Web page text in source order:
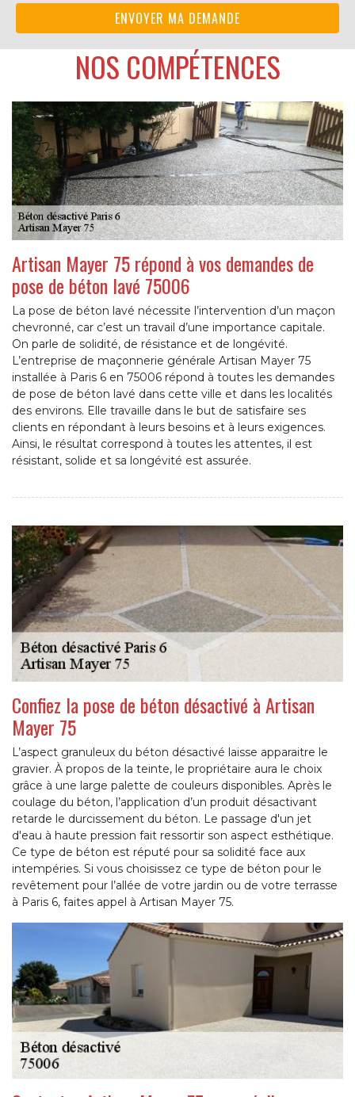
NOS COMPÉTENCES
Artisan Mayer 75 répond à vos demandes de
pose de béton lavé 75006
La pose de béton lavé nécessite l’intervention d’un maçon
chevronné, car c’est un travail d’une importance capitale.
On parle de solidité, de résistance et de longévité.
L’entreprise de maçonnerie générale Artisan Mayer 75
installée à Paris 6 en 75006 répond à toutes les demandes
de pose de béton lavé dans cette ville et dans les localités
des environs. Elle travaille dans le but de satisfaire ses
clients en répondant à leurs besoins et à leurs exigences.
Ainsi, le résultat correspond à toutes les attentes, il est
résistant, solide et sa longévité est assurée.
Confiez la pose de béton désactivé à Artisan
Mayer 75
L’aspect granuleux du béton désactivé laisse apparaitre le
gravier. À propos de la teinte, le propriétaire aura le choix
grâce à une large palette de couleurs disponibles. Après le
coulage du béton, l’application d’un produit désactivant
retarde le durcissement du béton. Le passage d'un jet
d'eau à haute pression fait ressortir son aspect esthétique.
Ce type de béton est réputé pour sa solidité face aux
intempéries. Si vous choisissez ce type de béton pour le
revêtement pour l’allée de votre jardin ou de votre terrasse
à Paris 6, faites appel à Artisan Mayer 75.